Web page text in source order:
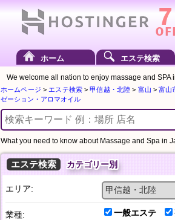
ホーム エステ検索
We welcome all nation to enjoy massage and SPA
ホームページ > エステ検索>甲信越・北陸 > 富山 >富山
ゼーション・アロマオイル
What you need to know about Massage and Spa in
エステ検索 カテゴリー別
エリア:
業種: 一般エステ